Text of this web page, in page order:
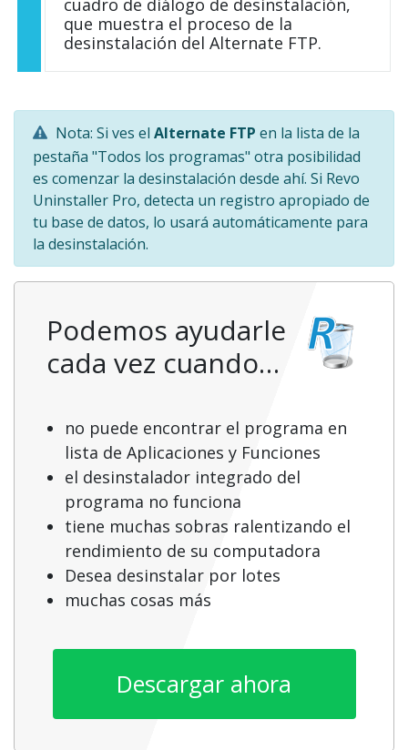
cuadro de diálogo de desinstalación,
que muestra el proceso de la
desinstalación del Alternate FTP.
Nota: Si ves el Alternate FTP en la lista de la
pestaña "Todos los programas" otra posibilidad
es comenzar la desinstalación desde ahí. Si Revo
Uninstaller Pro, detecta un registro apropiado de
tu base de datos, lo usará automáticamente para
la desinstalación.
Podemos ayudarle
cada vez cuando…
no puede encontrar el programa en
lista de Aplicaciones y Funciones
el desinstalador integrado del
programa no funciona
tiene muchas sobras ralentizando el
rendimiento de su computadora
Desea desinstalar por lotes
muchas cosas más
Descargar ahora